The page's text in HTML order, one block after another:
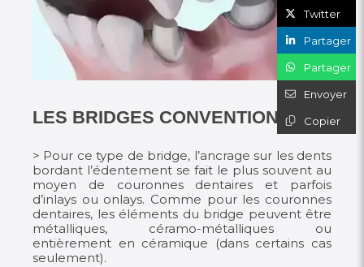
LES BRIDGES CONVENTIONNELS
> Pour ce type de bridge, l’ancrage sur les dents
bordant l’édentement se fait le plus souvent au
moyen de couronnes dentaires et parfois
d’inlays ou onlays. Comme pour les couronnes
dentaires, les éléments du bridge peuvent être
métalliques, céramo-métalliques ou
entièrement en céramique (dans certains cas
seulement).
Twitter
Partager
Partager
Envoyer
Copier